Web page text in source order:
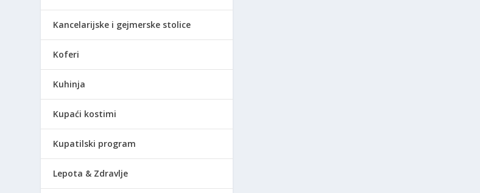
Kancelarijske i gejmerske stolice
Koferi
Kuhinja
Kupaći kostimi
Kupatilski program
Lepota & Zdravlje